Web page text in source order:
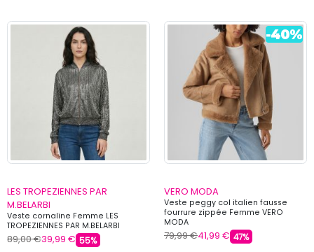
LES TROPEZIENNES PAR
M.BELARBI
Veste cornaline Femme LES
TROPEZIENNES PAR M.BELARBI
89,00 €39,99 € 55%
VERO MODA
Veste peggy col italien fausse
fourrure zippée Femme VERO
MODA
79,99 €41,99 € 47%